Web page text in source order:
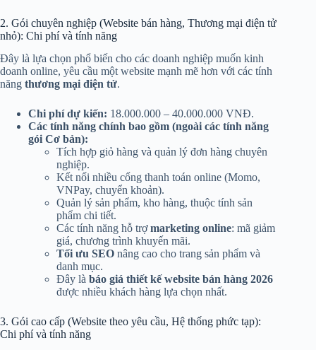
2. Gói chuyên nghiệp (Website bán hàng, Thương mại điện tử
nhỏ): Chi phí và tính năng
Đây là lựa chọn phổ biến cho các doanh nghiệp muốn kinh
doanh online, yêu cầu một website mạnh mẽ hơn với các tính
năng thương mại điện tử.
Chi phí dự kiến: 18.000.000 – 40.000.000 VNĐ.
Các tính năng chính bao gồm (ngoài các tính năng
gói Cơ bản):
Tích hợp giỏ hàng và quản lý đơn hàng chuyên
nghiệp.
Kết nối nhiều cổng thanh toán online (Momo,
VNPay, chuyển khoản).
Quản lý sản phẩm, kho hàng, thuộc tính sản
phẩm chi tiết.
Các tính năng hỗ trợmarketing online: mã giảm
giá, chương trình khuyến mãi.
Tối ưu SEO nâng cao cho trang sản phẩm và
danh mục.
Đây là báo giá thiết kế website bán hàng 2026
được nhiều khách hàng lựa chọn nhất.
3. Gói cao cấp (Website theo yêu cầu, Hệ thống phức tạp):
Chi phí và tính năng